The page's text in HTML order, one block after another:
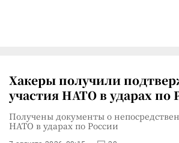
Хакеры получили
участия НАТО в ударах по
Получены документы о
НАТО в ударах по России